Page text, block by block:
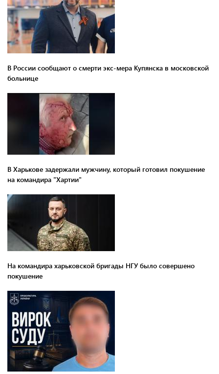
В России сообщают о смерти экс-мера Купянска в московской
больнице
В Харькове задержали мужчину, который готовил покушение
на командира "Хартии"
На командира харьковской бригады НГУ было совершено
покушение